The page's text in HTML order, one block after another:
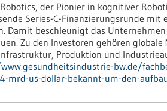
Robotics, der Pionier in kognitiver
Series-C-Finanzierungsrunde
Damit beschleunigt das
Zu den Investoren gehören
Produktion und
bw.de/
mrd-us-dollar-bekannt-um-den-